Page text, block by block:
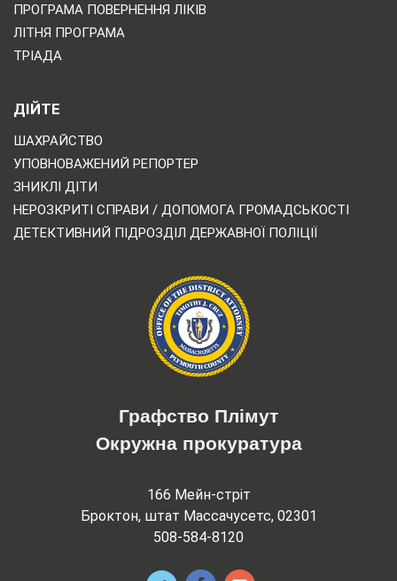
ПРОГРАМА ПОВЕРНЕННЯ ЛІКІВ
ЛІТНЯ ПРОГРАМА
ТРІАДА
ДІЙТЕ
ШАХРАЙСТВО
УПОВНОВАЖЕНИЙ РЕПОРТЕР
ЗНИКЛІ ДІТИ
НЕРОЗКРИТІ СПРАВИ / ДОПОМОГА ГРОМАДСЬКОСТІ
ДЕТЕКТИВНИЙ ПІДРОЗДІЛ ДЕРЖАВНОЇ ПОЛІЦІЇ
Графство Плімут
Окружна прокуратура
166 Мейн-стріт
Броктон, штат Массачусетс, 02301
508-584-8120